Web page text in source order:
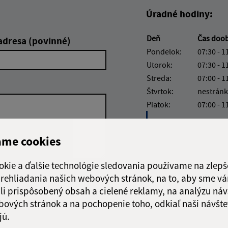
cookies
a ďalšie technológie sledovania používame na
našich webových stránok, na to, aby sme
prispôsobený obsah a cielené reklamy, na analýzu
stránok a na pochopenie toho, odkiaľ naši
(povinné)
Google reCaptcha Response
Odoslať
správu
Úradné hodiny:
Deň Čas
Pondelok:
07:30 -
Utorok:
07:30 -
Streda:
07:00 -
Štvrtok:
Piatok:
07:00 -